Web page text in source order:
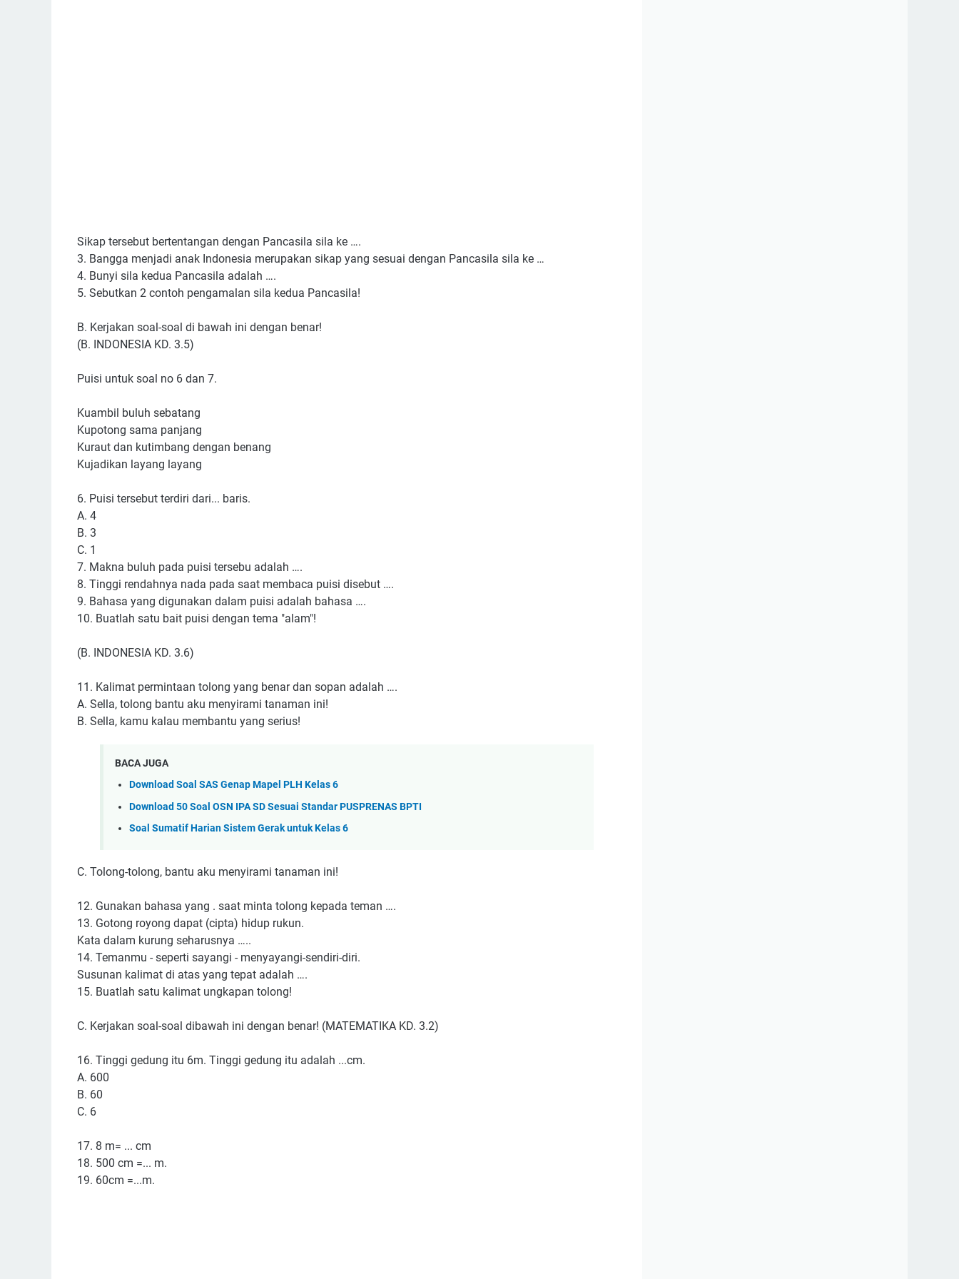
Sikap tersebut bertentangan dengan Pancasila sila ke ….
3. Bangga menjadi anak Indonesia merupakan sikap yang sesuai dengan Pancasila sila ke …
4. Bunyi sila kedua Pancasila adalah ….
5. Sebutkan 2 contoh pengamalan sila kedua Pancasila!
B. Kerjakan soal-soal di bawah ini dengan benar!
(B. INDONESIA KD. 3.5)
Puisi untuk soal no 6 dan 7.
Kuambil buluh sebatang
Kupotong sama panjang
Kuraut dan kutimbang dengan benang
Kujadikan layang layang
6. Puisi tersebut terdiri dari... baris.
A. 4
B. 3
C. 1
7. Makna buluh pada puisi tersebu adalah ….
8. Tinggi rendahnya nada pada saat membaca puisi disebut ….
9. Bahasa yang digunakan dalam puisi adalah bahasa ….
10. Buatlah satu bait puisi dengan tema "alam"!
(B. INDONESIA KD. 3.6)
11. Kalimat permintaan tolong yang benar dan sopan adalah ….
A. Sella, tolong bantu aku menyirami tanaman ini!
B. Sella, kamu kalau membantu yang serius!
BACA JUGA
Download Soal SAS Genap Mapel PLH Kelas 6
Download 50 Soal OSN IPA SD Sesuai Standar PUSPRENAS BPTI
Soal Sumatif Harian Sistem Gerak untuk Kelas 6
C. Tolong-tolong, bantu aku menyirami tanaman ini!
12. Gunakan bahasa yang . saat minta tolong kepada teman ….
13. Gotong royong dapat (cipta) hidup rukun.
Kata dalam kurung seharusnya …..
14. Temanmu - seperti sayangi - menyayangi-sendiri-diri.
Susunan kalimat di atas yang tepat adalah ….
15. Buatlah satu kalimat ungkapan tolong!
C. Kerjakan soal-soal dibawah ini dengan benar! (MATEMATIKA KD. 3.2)
16. Tinggi gedung itu 6m. Tinggi gedung itu adalah ...cm.
A. 600
B. 60
C. 6
17. 8 m= ... cm
18. 500 cm =... m.
19. 60cm =...m.